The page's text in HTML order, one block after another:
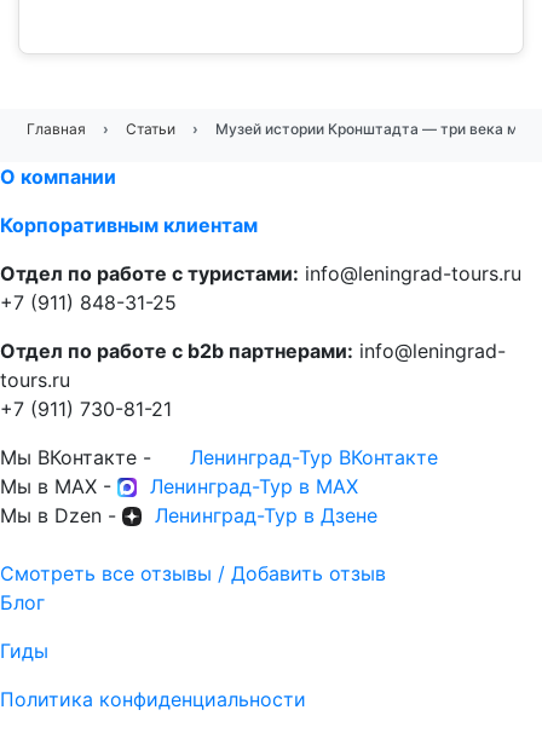
Главная Статьи Музей истории Кронштадта — три века
О компании
Корпоративным клиентам
Отдел по работе с туристами: info@leningrad-tours.ru
+7 (911) 848-31-25
Отдел по работе с b2b партнерами: info@leningrad-
tours.ru
+7 (911) 730-81-21
Мы ВКонтакте -
Ленинград-Тур ВКонтакте
Мы в MAX -
Ленинград-Тур в MAX
Мы в Dzen -
Ленинград-Тур в Дзене
Смотреть все отзывы / Добавить отзыв
Блог
Гиды
Политика конфиденциальности